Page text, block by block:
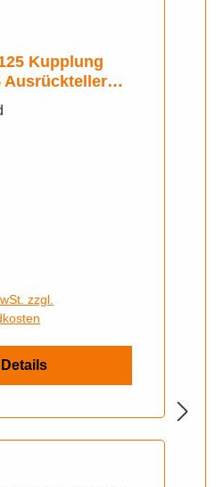
Ausrückteller
zzgl.
Details